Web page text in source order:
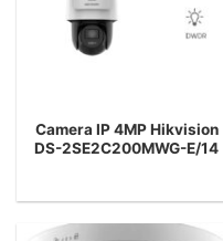
Camera IP 4MP Hikvision
DS-2SE2C200MWG-E/14